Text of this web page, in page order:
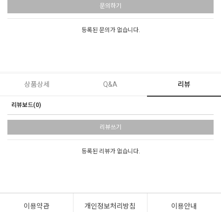
문의하기
등록된 문의가 없습니다.
상품상세 Q&A 리뷰
리뷰보드(0)
리뷰쓰기
등록된 리뷰가 없습니다.
이용약관 개인정보처리방침 이용안내